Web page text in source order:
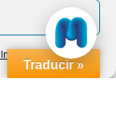
Impressum
Traducir »